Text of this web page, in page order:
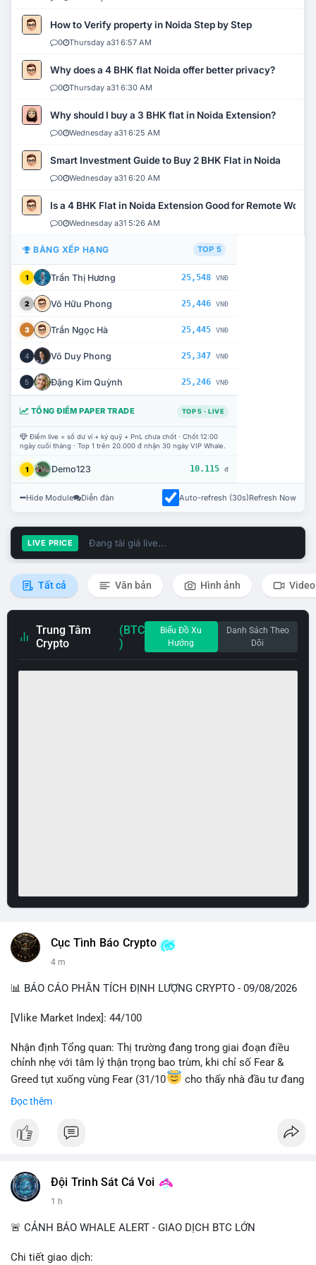
How to Verify property in Noida Step by Step
0 Thursday a31 6:57 AM
Why does a 4 BHK flat Noida offer better privacy?
0 Thursday a31 6:30 AM
Why should I buy a 3 BHK flat in Noida Extension?
0 Wednesday a31 6:25 AM
Smart Investment Guide to Buy 2 BHK Flat in Noida
0 Wednesday a31 6:20 AM
Is a 4 BHK Flat in Noida Extension Good for Remote Work?
0 Wednesday a31 5:26 AM
BẢNG XẾP HẠNG TOP 5
1 Trần Thị Hương 25,548 VNĐ
2 Võ Hữu Phong 25,446 VNĐ
3 Trần Ngọc Hà 25,445 VNĐ
4 Võ Duy Phong 25,347 VNĐ
5 Đặng Kim Quỳnh 25,246 VNĐ
TỔNG ĐIỂM PAPER TRADE TOP 5 · LIVE
Điểm live = số dư ví + ký quỹ + PnL chưa chốt · Chốt 12:00
ngày cuối tháng · Top 1 trên 20.000 đ nhận 30 ngày VIP Whale.
1 Demo123 10.115 đ
Hide Module Diễn đàn Auto-refresh (30s)Refresh Now
LIVE PRICE Đang tải giá live...
Tất cả Văn bản Hình ảnh Video
Trung Tâm
Crypto
(BTC
)
Biểu Đồ Xu
Hướng
Danh Sách Theo
Dõi
Cục Tình Báo Crypto
4 m
📊 BÁO CÁO PHÂN TÍCH ĐỊNH LƯỢNG CRYPTO - 09/08/2026
[Vlike Market Index]: 44/100
Nhận định Tổng quan: Thị trường đang trong giai đoạn điều
chỉnh nhẹ với tâm lý thận trọng bao trùm, khi chỉ số Fear &
Greed tụt xuống vùng Fear (31/10
cho thấy nhà đầu tư đang
lo ngại về triển vọng ngắn hạn. Dòng tiền DeFi gần như đứng
yên trong khi hoạt động on-chain vẫn duy trì ổn định.
Phân tích Dòng tiền DeFi (DefiLlama): Tổng TVL DeFi đạt
dẫn đầu với 41,85 tỷ USD nhưng tốc độ tăng trưởng chậm lại.
Đáng chú ý, tổng vốn hóa Stablecoin đạt 306,95 tỷ USD, với
của stablecoin cho thấy nhà đầu tư đang giữ tiền mặt chờ đợi
trọng điển hình.
Đọc thêm
Đội Trinh Sát Cá Voi
1 h
🚨 CẢNH BÁO WHALE ALERT - GIAO DỊCH BTC LỚN
Chi tiết giao dịch: